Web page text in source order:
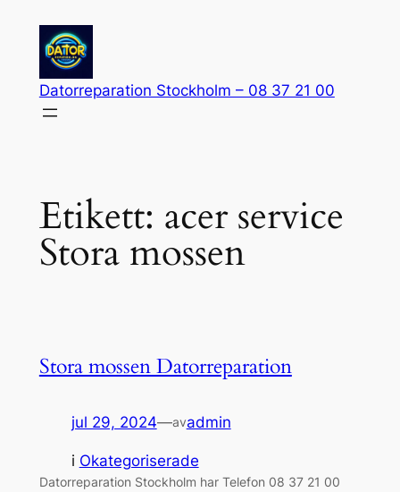
innehåll
Datorreparation Stockholm – 08 37 21 00
Etikett: acer service
Stora mossen
Stora mossen Datorreparation
jul 29, 2024—avadmin
i Okategoriserade
Datorreparation Stockholm har Telefon 08 37 21 00